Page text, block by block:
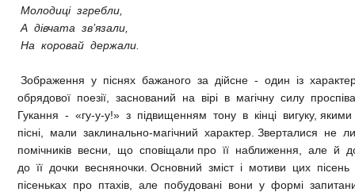
Молодиці згребли,
А дівчата зв’язали,
На коровай держали.
Зображення у піснях бажаного за дійсне - один із
обрядової поезії, заснований на вірі в магічну силу
Гукання - «гу-у-у!» з підвищенням тону в кінці вигуку, якими
пісні, мали заклинально-магічний характер. Зверталися не
помічників весни, що сповіщали про її наближення, але й
до її дочки весняночки. Основний зміст і мотиви цих
пісеньках про птахів, але побудовані вони у формі